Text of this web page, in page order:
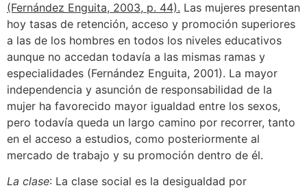
(Fernández Enguita, 2003, p. 44). Las mujeres presentan
hoy tasas de retención, acceso y promoción superiores
a las de los hombres en todos los niveles educativos
aunque no accedan todavía a las mismas ramas y
especialidades (Fernández Enguita, 2001). La mayor
independencia y asunción de responsabilidad de la
mujer ha favorecido mayor igualdad entre los sexos,
pero todavía queda un largo camino por recorrer, tanto
en el acceso a estudios, como posteriormente al
mercado de trabajo y su promoción dentro de él.
La clase: La clase social es la desigualdad por